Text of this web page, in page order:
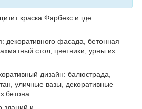
краска Фарбекс и где
декоративного фасада, бетонная
стол, цветники, урны из
дизайн: балюстрада,
уличные вазы, декоративные
бетона.